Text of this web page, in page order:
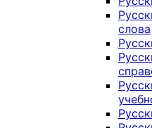
слова